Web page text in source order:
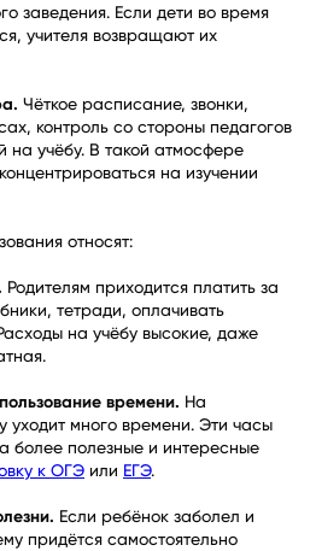
заведения. Если дети во время
учителя возвращают их
Чёткое расписание, звонки,
контроль со стороны педагогов
на учёбу. В такой атмосфере
на изучении
относят:
Родителям приходится платить за
тетради, оплачивать
на учёбу высокие, даже
времени. На
уходит много времени. Эти часы
более полезные и интересные
к ОГЭ или ЕГЭ.
Если ребёнок заболел и
придётся самостоятельно